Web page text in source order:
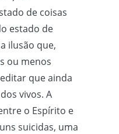
de coisas
estado de
ilusão que,
ou menos
que ainda
vivos. A
o Espírito e
suicidas, uma